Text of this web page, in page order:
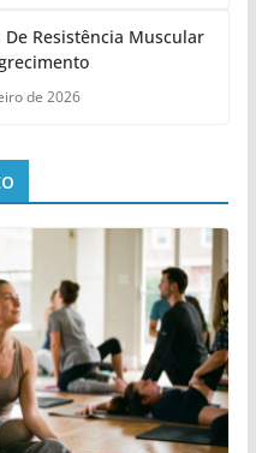
De Resistência Muscular
de 2026